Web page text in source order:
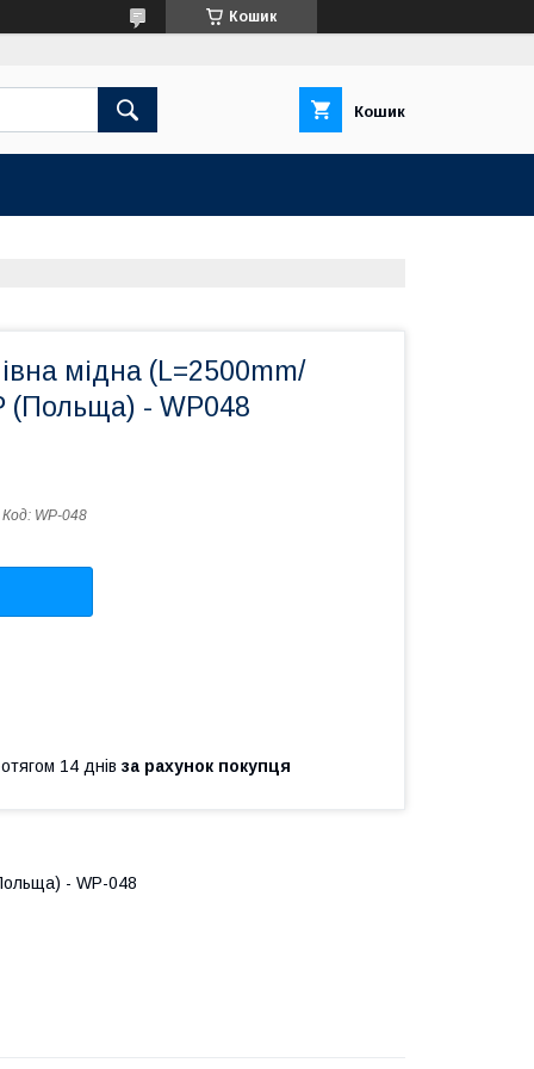
Кошик
Кошик
мідна (L=2500mm/
- WP048
Код: WP-048
14 днів за рахунок покупця
- WP-048